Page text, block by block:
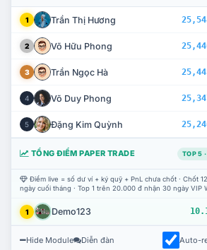
1 Trần Thị Hương
2 Võ Hữu Phong
3 Trần Ngọc Hà
4 Võ Duy Phong
5 Đặng Kim Quỳnh
TỔNG ĐIỂM PAPER TRADE TOP 5
Điểm live = số dư ví + ký quỹ + PnL chưa chốt · Chốt
ngày cuối tháng · Top 1 trên 20.000 đ nhận 30 ngày VIP
1 Demo123
Hide Module Diễn đàn Auto-